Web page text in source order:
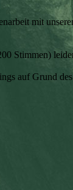
mit
Stimmen)
auf Grund